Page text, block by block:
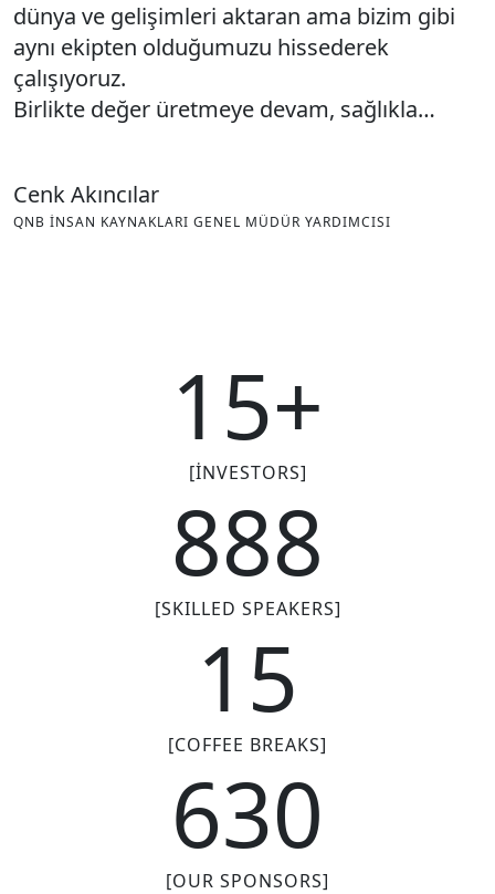
dünya ve gelişimleri aktaran ama bizim gibi
aynı ekipten olduğumuzu hissederek
çalışıyoruz.
Birlikte değer üretmeye devam, sağlıkla…
Cenk Akıncılar
QNB İNSAN KAYNAKLARI GENEL MÜDÜR YARDIMCISI
15+
[INVESTORS]
888
[SKILLED SPEAKERS]
15
[COFFEE BREAKS]
630
[OUR SPONSORS]